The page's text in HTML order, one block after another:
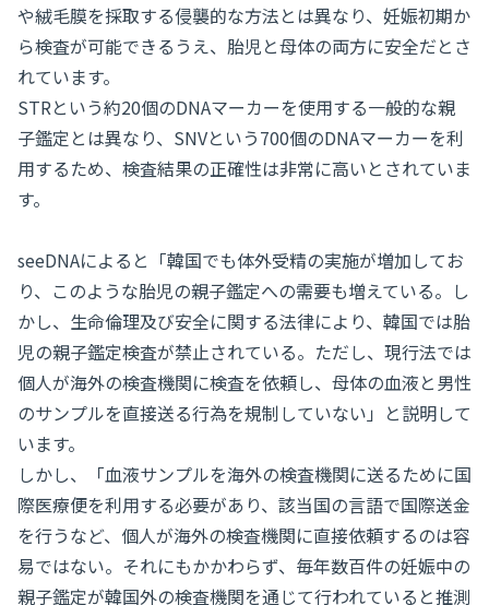
や絨毛膜を採取する侵襲的な方法とは異なり、妊娠初期か
ら検査が可能できるうえ、胎児と母体の両方に安全だとさ
れています。
STRという約20個のDNAマーカーを使用する一般的な親
子鑑定とは異なり、SNVという700個のDNAマーカーを利
用するため、検査結果の正確性は非常に高いとされていま
す。
seeDNAによると「韓国でも体外受精の実施が増加してお
り、このような胎児の親子鑑定への需要も増えている。し
かし、生命倫理及び安全に関する法律により、韓国では胎
児の親子鑑定検査が禁止されている。ただし、現行法では
個人が海外の検査機関に検査を依頼し、母体の血液と男性
のサンプルを直接送る行為を規制していない」と説明して
います。
しかし、「血液サンプルを海外の検査機関に送るために国
際医療便を利用する必要があり、該当国の言語で国際送金
を行うなど、個人が海外の検査機関に直接依頼するのは容
易ではない。それにもかかわらず、毎年数百件の妊娠中の
親子鑑定が韓国外の検査機関を通じて行われていると推測